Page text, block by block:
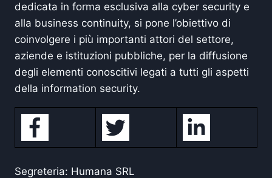
dedicata in forma esclusiva alla cyber security e
alla business continuity, si pone l’obiettivo di
coinvolgere i più importanti attori del settore,
aziende e istituzioni pubbliche, per la diffusione
degli elementi conoscitivi legati a tutti gli aspetti
della information security.
Segreteria: Humana SRL